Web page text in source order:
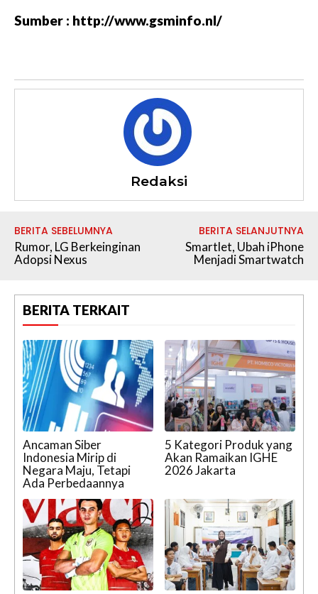
Sumber : http://www.gsminfo.nl/
Redaksi
BERITA SEBELUMNYA
Rumor, LG Berkeinginan
Adopsi Nexus
BERITA SELANJUTNYA
Smartlet, Ubah iPhone
Menjadi Smartwatch
BERITA TERKAIT
Ancaman Siber
Indonesia Mirip di
Negara Maju, Tetapi
Ada Perbedaannya
5 Kategori Produk yang
Akan Ramaikan IGHE
2026 Jakarta